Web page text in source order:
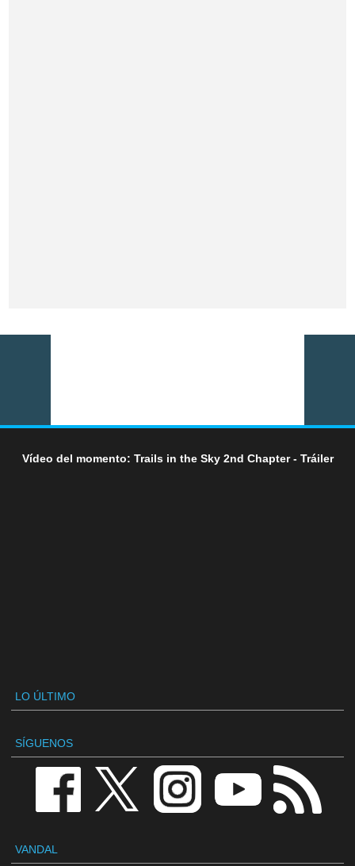
Vídeo del momento: Trails in the Sky 2nd Chapter - Tráiler
LO ÚLTIMO
SÍGUENOS
VANDAL